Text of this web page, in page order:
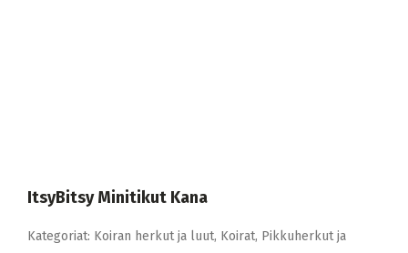
ItsyBitsy Minitikut Kana
Kategoriat: Koiran herkut ja luut, Koirat, Pikkuherkut ja